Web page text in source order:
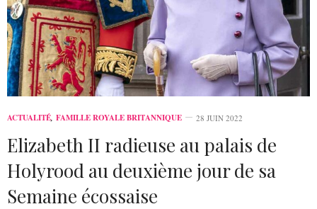
ACTUALITÉ, FAMILLE ROYALE BRITANNIQUE 28 JUIN 2022
Elizabeth II radieuse au palais de
Holyrood au deuxième jour de sa
Semaine écossaise